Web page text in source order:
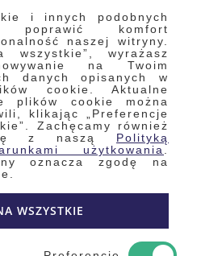
i innych podobnych
poprawić komfort
naszej witryny.
wszystkie”, wyrażasz
na Twoim
danych opisanych w
cookie. Aktualne
plików cookie można
klikając „Preferencje
Zachęcamy również
z naszą Polityką
użytkowania
oznacza zgodę na
WSZYSTKIE
cookie